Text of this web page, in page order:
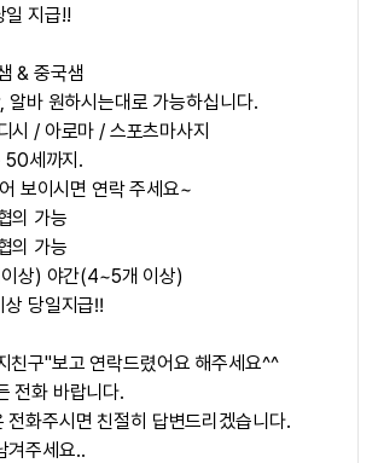
지급!!
& 중국샘
알바 원하시는대로 가능하십니다.
시 / 아로마 / 스포츠마사지
50세까지.
보이시면 연락 주세요~
의 가능
의 가능
상) 야간(4~5개 이상)
당일지급‼
친구"보고 연락드렸어요 해주세요^^
전화 바랍니다.
전화주시면 친절히 답변드리겠습니다.
겨주세요..